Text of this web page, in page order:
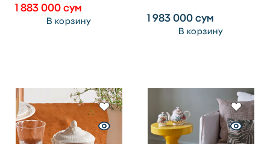
1 883 000сум
В корзину 1 983 000сум
В корзину